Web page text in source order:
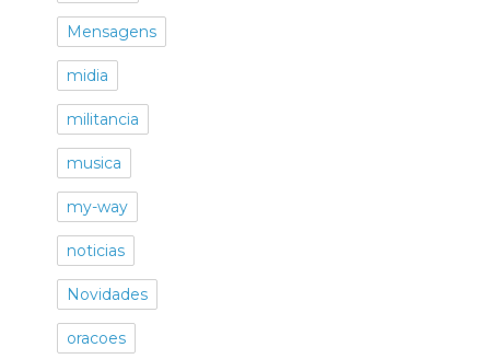
Mensagens
midia
militancia
musica
my-way
noticias
Novidades
oracoes